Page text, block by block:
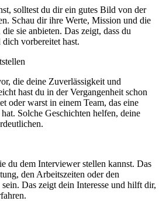
solltest du dir ein gutes Bild von der
Schau dir ihre Werte, Mission und die
sie anbieten. Das zeigt, dass du
vorbereitet hast.
die deine Zuverlässigkeit und
hast du in der Vergangenheit schon
oder warst in einem Team, das eine
Solche Geschichten helfen, deine
du dem Interviewer stellen kannst. Das
den Arbeitszeiten oder den
Das zeigt dein Interesse und hilft dir,